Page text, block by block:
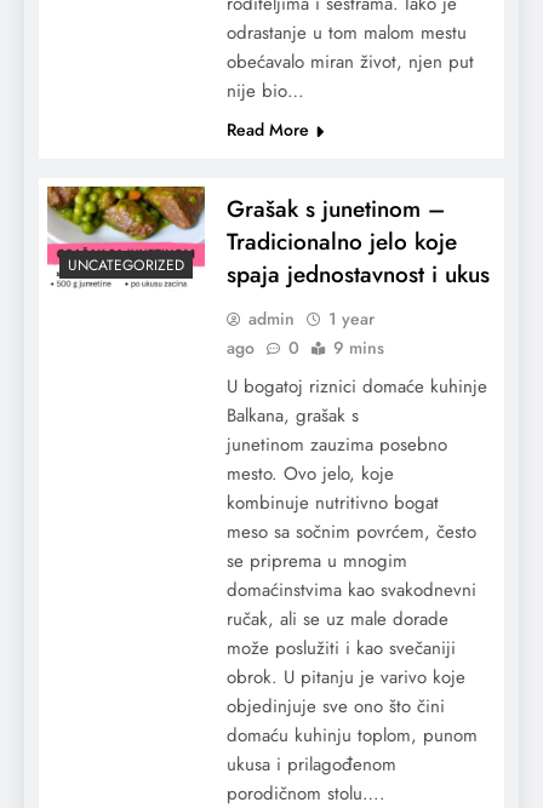
odrastanje u tom malom mestu
obećavalo miran život, njen put
nije bio…
Read More
UNCATEGORIZED
Grašak s junetinom –
Tradicionalno jelo koje
spaja jednostavnost i ukus
admin
1 year
ago
0 9 mins
U bogatoj riznici domaće kuhinje
Balkana, grašak s
junetinom zauzima posebno
mesto. Ovo jelo, koje
kombinuje nutritivno bogat
meso sa sočnim povrćem, često
se priprema u mnogim
domaćinstvima kao svakodnevni
ručak, ali se uz male dorade
može poslužiti i kao svečaniji
obrok. U pitanju je varivo koje
objedinjuje sve ono što čini
domaću kuhinju toplom, punom
ukusa i prilagođenom
porodičnom stolu….